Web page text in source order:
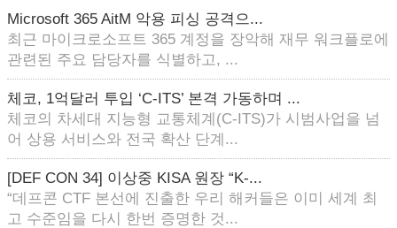
Microsoft 365 AitM 악용 피싱 공격으...
최근 마이크로소프트 365 계정을 장악해 재무 워크플로에
관련된 주요 담당자를 식별하고, ...
체코, 1억달러 투입 ‘C-ITS’ 본격 가동하며 ...
체코의 차세대 지능형 교통체계(C-ITS)가 시범사업을 넘
어 상용 서비스와 전국 확산 단계...
[DEF CON 34] 이상중 KISA 원장 “K-...
“데프콘 CTF 본선에 진출한 우리 해커들은 이미 세계 최
고 수준임을 다시 한번 증명한 것...